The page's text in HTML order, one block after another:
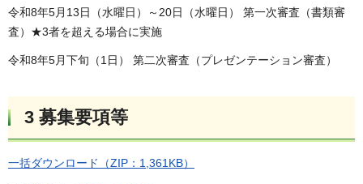
令和8年5月13日（水曜日）～20日（水曜日） 第一次審査（書類審
査）★3者を超える場合に実施
令和8年5月下旬（1日） 第二次審査（プレゼンテーション審査）
3 募集要項等
一括ダウンロード（ZIP：1,361KB）